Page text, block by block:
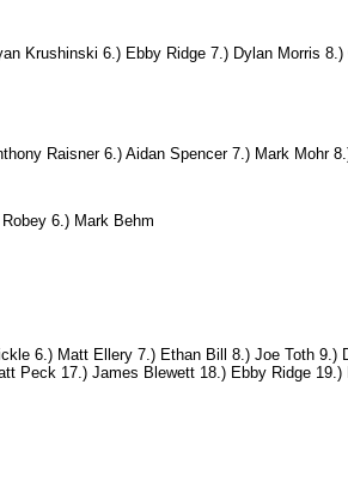
Krushinski 6.) Ebby Ridge 7.) Dylan Morris
Raisner 6.) Aidan Spencer 7.) Mark Mohr
6.) Mark Behm
6.) Matt Ellery 7.) Ethan Bill 8.) Joe Toth 9.)
Peck 17.) James Blewett 18.) Ebby Ridge